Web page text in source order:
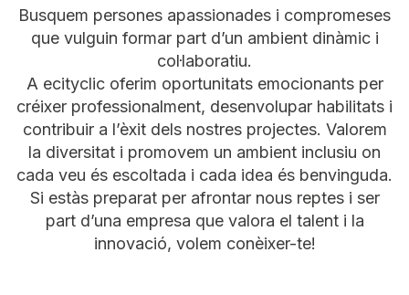
Busquem persones apassionades i compromeses
que vulguin formar part d’un ambient dinàmic i
col·laboratiu.
A ecityclic oferim oportunitats emocionants per
créixer professionalment, desenvolupar habilitats i
contribuir a l’èxit dels nostres projectes. Valorem
la diversitat i promovem un ambient inclusiu on
cada veu és escoltada i cada idea és benvinguda.
Si estàs preparat per afrontar nous reptes i ser
part d’una empresa que valora el talent i la
innovació, volem conèixer-te!